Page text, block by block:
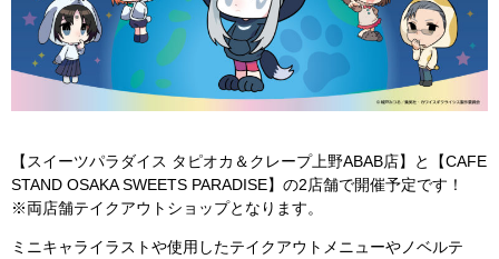
【スイーツパラダイス タピオカ＆クレープ上野ABAB店】と【CAFE
STAND OSAKA SWEETS PARADISE】の2店舗で開催予定です！
※両店舗テイクアウトショップとなります。
ミニキャライラストや使用したテイクアウトメニューやノベルテ